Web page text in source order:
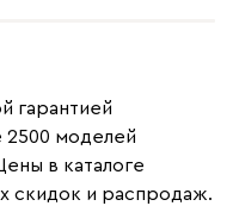
гарантией
2500 моделей
в каталоге
скидок и распродаж.